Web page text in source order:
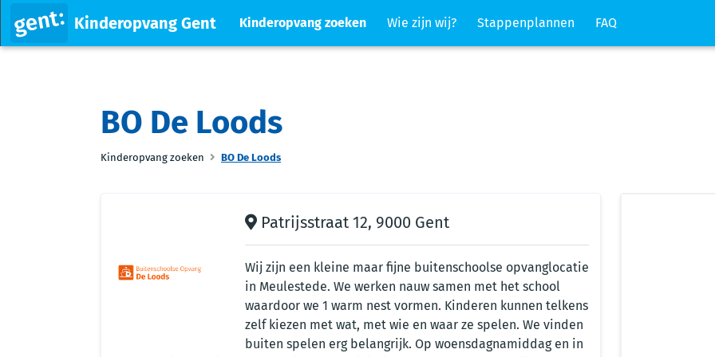
Kinderopvang Gent Kinderopvang zoeken Wie zijn wij? Stappenplannen FAQ
BO De Loods
Kinderopvang zoeken BO De Loods
Patrijsstraat 12, 9000 Gent
Wij zijn een kleine maar fijne buitenschoolse opvanglocatie
in Meulestede. We werken nauw samen met het school
waardoor we 1 warm nest vormen. Kinderen kunnen telkens
zelf kiezen met wat, met wie en waar ze spelen. We vinden
buiten spelen erg belangrijk. Op woensdagnamiddag en in